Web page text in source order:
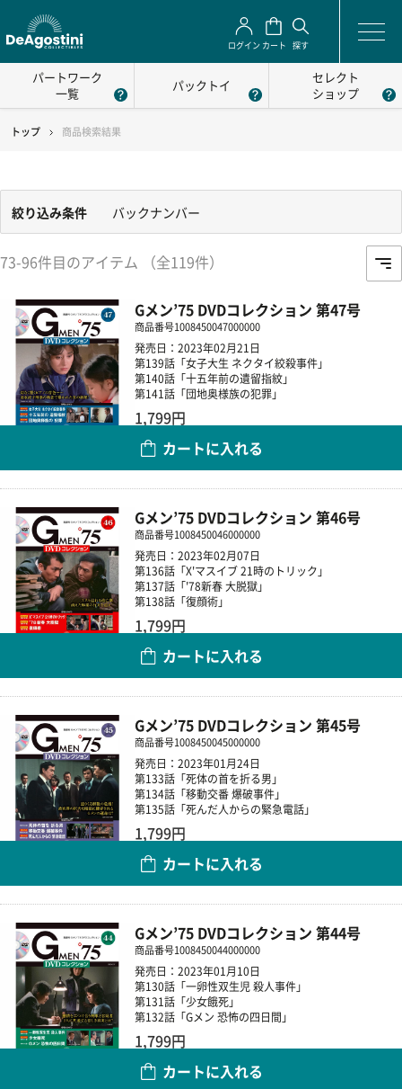
ログイン カート 探す
パートワーク
一覧
パックトイ
セレクト
ショップ
トップ 商品検索結果
絞り込み条件 バックナンバー
73-96件目のアイテム （全119件）
Gメン’75 DVDコレクション 第47号
商品番号1008450047000000
発売日：2023年02月21日
第139話「女子大生 ネクタイ絞殺事件」
第140話「十五年前の遺留指紋」
第141話「団地奥様族の犯罪」
1,799円
カートに入れる
Gメン’75 DVDコレクション 第46号
商品番号1008450046000000
発売日：2023年02月07日
第136話「X'マスイブ 21時のトリック」
第137話「'78新春 大脱獄」
第138話「復顔術」
1,799円
カートに入れる
Gメン’75 DVDコレクション 第45号
商品番号1008450045000000
発売日：2023年01月24日
第133話「死体の首を折る男」
第134話「移動交番 爆破事件」
第135話「死んだ人からの緊急電話」
1,799円
カートに入れる
Gメン’75 DVDコレクション 第44号
商品番号1008450044000000
発売日：2023年01月10日
第130話「一卵性双生児 殺人事件」
第131話「少女餓死」
第132話「Gメン 恐怖の四日間」
1,799円
カートに入れる